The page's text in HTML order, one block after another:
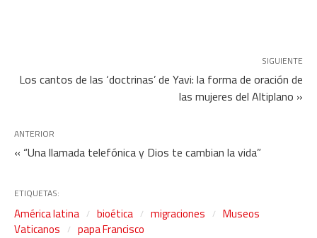
SIGUIENTE
Los cantos de las ‘doctrinas’ de Yavi: la forma de oración de
las mujeres del Altiplano »
ANTERIOR
« “Una llamada telefónica y Dios te cambian la vida”
ETIQUETAS:
América latina bioética migraciones
Museos
Vaticanos
papa Francisco